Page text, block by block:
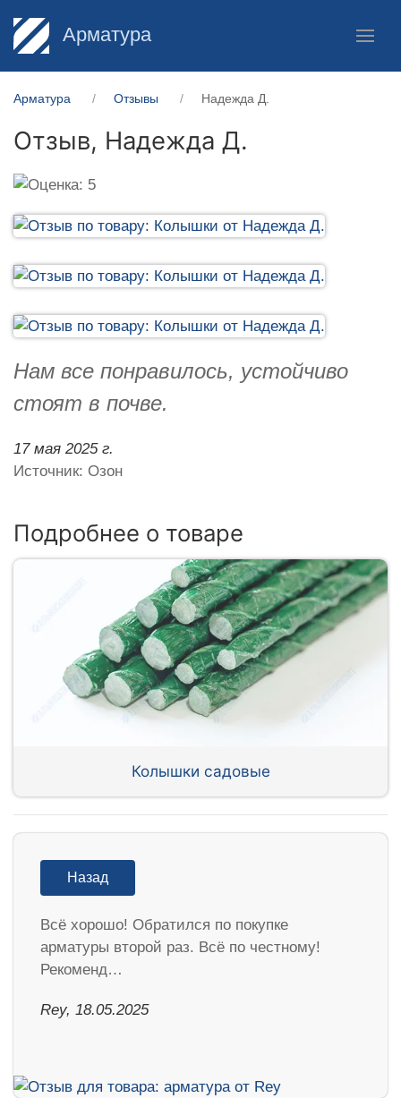
Арматура
Арматура Отзывы Надежда Д.
Отзыв, Надежда Д.
Нам все понравилось, устойчиво
стоят в почве.
17 мая 2025 г.
Источник: Озон
Подробнее о товаре
Колышки садовые
Назад
Всё хорошо! Обратился по покупке
арматуры второй раз. Всё по честному!
Рекоменд…
Rey, 18.05.2025